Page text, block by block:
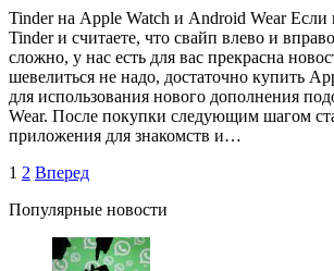
Tinder на Apple Watch и Android Wear Если
Tinder и считаете, что свайп влево и
сложно, у нас есть для вас прекрасна
шевелиться не надо, достаточно купить
для использования нового дополнения
Wear. После покупки следующим шагом
приложения для знакомств и…
1 2 Вперед
Популярные новости